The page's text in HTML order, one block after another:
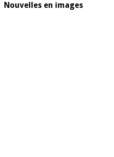
Nouvelles en images